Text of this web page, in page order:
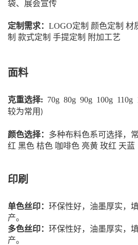
袋、展会宣传
定制需求： LOGO定制 颜色定制 材
制 款式定制 手提定制 附加工艺
面料
克重选择: 70g 80g 90g 100g 110g
较为常用 )
颜色选择： 多种布料色系可选择，
红 黑色 桔色 咖啡色 亮黄 玫红 天蓝
印刷
单色丝印： 环保性好，油墨厚实，
产。
多色丝印： 环保性好，油墨厚实，
产。